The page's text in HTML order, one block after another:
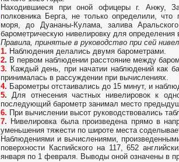
Находившиеся при оной офицеры г. Анжу,
полковника Берга, не только определили, что
моря, до Дуананы-Кулама, залива
барометрическую нивелировку для определения
Правила, принятые в руководство при сей
1. Наблюдения делались двумя барометрами.
2. В первом наблюдении расстояние между
3. Каждый день, при начатии наблюдений как
принималась в рассуждении при вычислениях.
4. Барометры отстаивались до 15 минут, и
5. Для отнесения частных нивелировок к
последующий барометр занимал место
6. При вычислении высот руководствовались
7. Нивелировка была произведена прямо в
уменьшения тяжести по широте места
Наблюдениями и вычислениями,
поверхности Каспийского на 117, 652
января по 1 февраля. Выводы оной означены в